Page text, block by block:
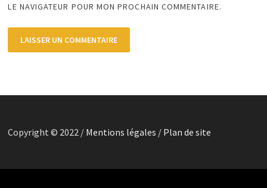
LE NAVIGATEUR POUR MON PROCHAIN COMMENTAIRE.
Copyright © 2022 / Mentions légales / Plan de site